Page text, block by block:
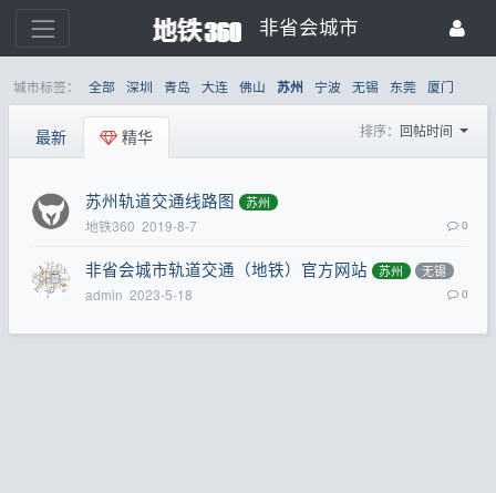
非省会城市
城市标签： 全部 深圳 青岛 大连 佛山 苏州 宁波 无锡 东莞 厦门
最新 精华 排序： 回帖时间
苏州轨道交通线路图 苏州
地铁360 2019-8-7 0
非省会城市轨道交通（地铁）官方网站 苏州 无锡
admin 2023-5-18 0